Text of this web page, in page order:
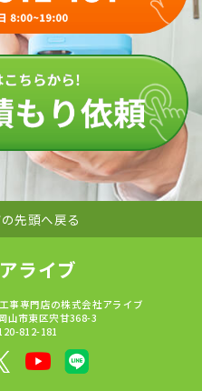
先頭へ戻る
ライブ
事専門店の株式会社アライブ
山市東区宍甘368-3
812-181